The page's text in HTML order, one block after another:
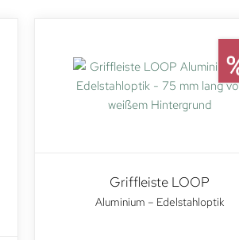
Griffleiste LOOP
Aluminium – Edelstahloptik